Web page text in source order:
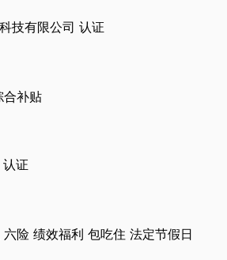
技有限公司 认证
合补贴
认证
六险 绩效福利 包吃住 法定节假日